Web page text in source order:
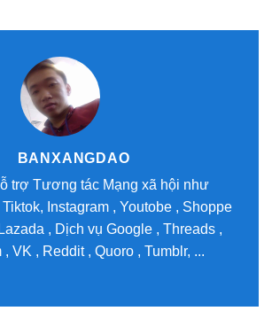
BANXANGDAO
trợ Tương tác Mạng xã hội như
Instagram , Youtobe , Shoppe
, Dịch vụ Google , Threads ,
, VK , Reddit , Quoro , Tumblr, ...